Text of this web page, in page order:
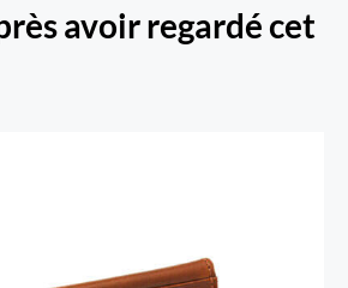
avoir regardé cet